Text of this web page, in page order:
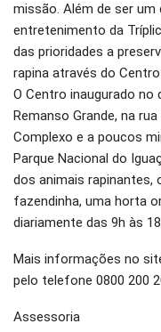
missão. Além de ser
entretenimento da
das prioridades a
rapina através do
O Centro inaugurado no
Remanso Grande, na
Complexo e a poucos
Parque Nacional do
dos animais rapinantes,
fazendinha, uma horta
diariamente das 9h às
Mais informações no
pelo telefone 0800 200
Assessoria